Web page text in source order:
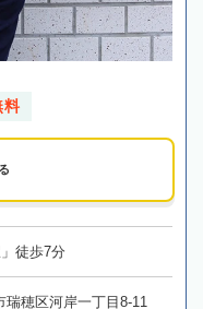
料
徒歩7分
瑞穂区河岸一丁目8-11